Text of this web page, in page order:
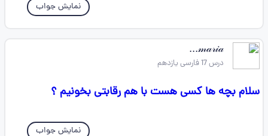
نمایش جواب
𝓂𝒶𝓇𝒾𝒶...
درس 17 فارسی یازدهم
سلام بچه ها کسی هست با هم رقابتی بخونیم ؟
نمایش جواب